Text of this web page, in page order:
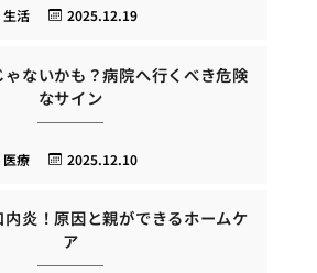
2025.12.19
生活
ないかも？病院へ行くべき危険
なサイン
2025.12.10
医療
炎！原因と親ができるホームケ
ア